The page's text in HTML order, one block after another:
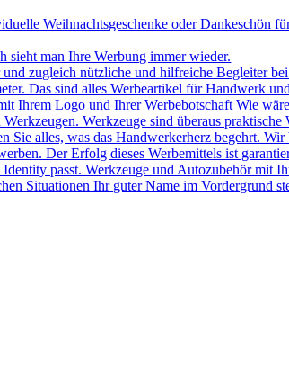
Weihnachtsgeschenke oder Dankeschön
sieht man Ihre Werbung immer wieder.
zugleich nützliche und hilfreiche Begleiter
Das sind alles Werbeartikel für Handwerk
Ihrem Logo und Ihrer Werbebotschaft Wie
Werkzeuge sind überaus
Sie alles, was das Handwerkerherz begehrt.
Der Erfolg dieses Werbemittels ist
passt. Werkzeuge und Autozubehör mit
Situationen Ihr guter Name im Vordergrund